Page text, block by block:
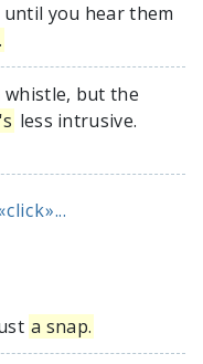
until you hear them
whistle, but the
less intrusive.
a snap.